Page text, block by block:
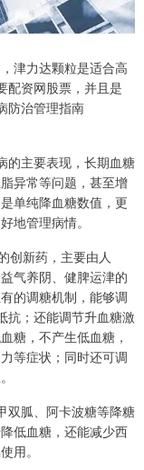
津力达颗粒是适合高
配资网股票，并且是
防治管理指南
的主要表现，长期血糖
异常等问题，甚至增
单纯降血糖数值，更
地管理病情。
创新药，主要由人
气养阴、健脾运津的
的调糖机制，能够调
抗；还能调节升血糖激
糖，不产生低血糖，
等症状；同时还可调
双胍、阿卡波糖等降糖
低血糖，还能减少西
用。